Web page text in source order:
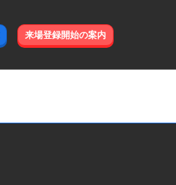
来場登録開始の案内